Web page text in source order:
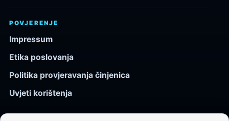
POVJERENJE
Impressum
Etika poslovanja
Politika provjeravanja činjenica
Uvjeti korištenja